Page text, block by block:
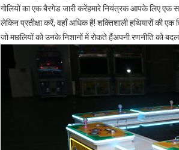
गोलियों का एक बैरगेड जारी करेंहमारे नियंत्रक आपके लिए
लेकिन प्रतीक्षा करें, वहाँ अधिक है! शक्तिशाली हथियारों की
जो मछलियों को उनके निशानों में रोकते हैंअपनी रणनीति को